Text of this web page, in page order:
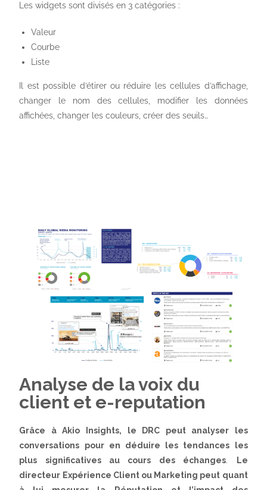
Les widgets sont divisés en 3 catégories :
Valeur
Courbe
Liste
Il est possible d’étirer ou réduire les cellules d’affichage,
changer le nom des cellules, modifier les données
affichées, changer les couleurs, créer des seuils…
Analyse de la voix du
client et e-reputation
Grâce à Akio Insights, le DRC peut analyser les
conversations pour en déduire les tendances les
plus significatives au cours des échanges.
Le
directeur Expérience Client ou Marketing peut quant